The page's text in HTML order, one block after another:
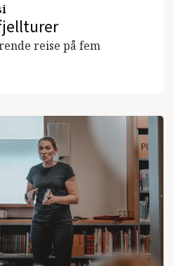
reise på fem